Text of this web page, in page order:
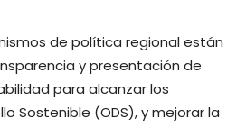
de política regional están
y presentación de
para alcanzar los
Sostenible (ODS), y mejorar la